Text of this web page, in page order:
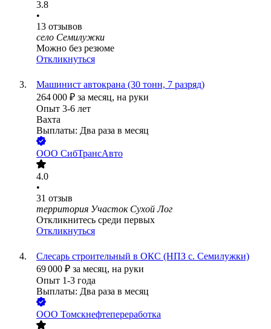
3.8
•
13 отзывов
село Семилужки
Можно без резюме
Откликнуться
Машинист автокрана (30 тонн, 7 разряд)
264 000 ₽ за месяц, на руки
Опыт 3-6 лет
Вахта
Выплаты: Два раза в месяц
ООО СибТрансАвто
4.0
•
31 отзыв
территория Участок Сухой Лог
Откликнитесь среди первых
Откликнуться
Слесарь строительный в ОКС (НПЗ с. Семилужки)
69 000 ₽ за месяц, на руки
Опыт 1-3 года
Выплаты: Два раза в месяц
ООО Томскнефтепереработка